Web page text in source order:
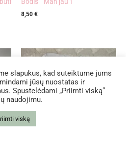
Bodis ” Man jau 1″
8,50 €
slapukus, kad suteiktume jums
jūsų nuostatas ir
Spustelėdami „Priimti viską“
naudojimu.
viską